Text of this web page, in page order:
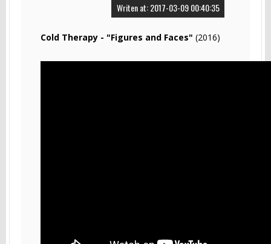
Writen at: 2017-03-09 00:40:35
Cold Therapy - "Figures and Faces" (2016)